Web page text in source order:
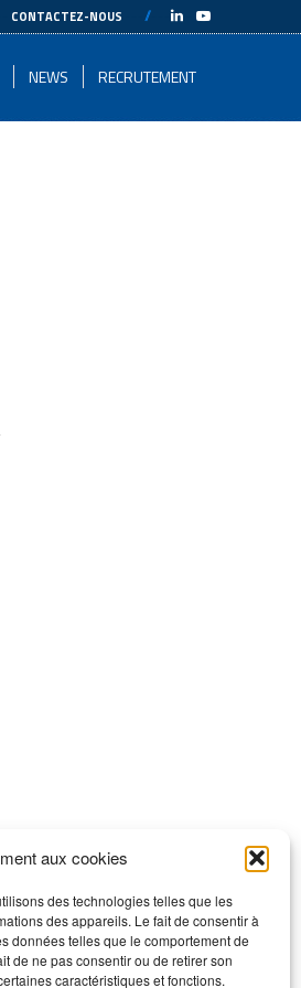
aux cookies
des technologies telles que les
des appareils. Le fait de consentir à
données telles que le comportement de
de ne pas consentir ou de retirer son
caractéristiques et fonctions.
CONTACTEZ-NOUS //
NEWS RECRUTEMENT